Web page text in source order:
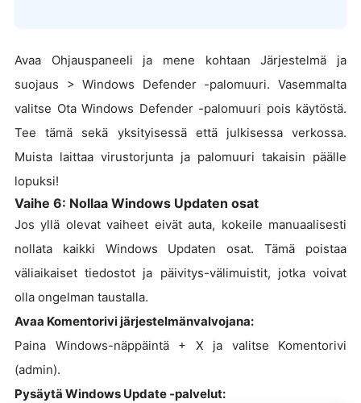
Avaa Ohjauspaneeli ja mene kohtaan Järjestelmä ja
suojaus > Windows Defender -palomuuri. Vasemmalta
valitse Ota Windows Defender -palomuuri pois käytöstä.
Tee tämä sekä yksityisessä että julkisessa verkossa.
Muista laittaa virustorjunta ja palomuuri takaisin päälle
lopuksi!
Vaihe 6: Nollaa Windows Updaten osat
Jos yllä olevat vaiheet eivät auta, kokeile manuaalisesti
nollata kaikki Windows Updaten osat. Tämä poistaa
väliaikaiset tiedostot ja päivitys-välimuistit, jotka voivat
olla ongelman taustalla.
Avaa Komentorivi järjestelmänvalvojana:
Paina Windows-näppäintä + X ja valitse Komentorivi
(admin).
Pysäytä Windows Update -palvelut: